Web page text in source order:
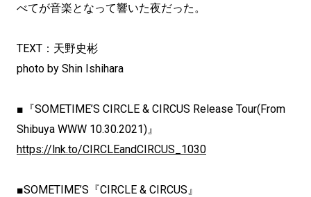
べてが音楽となって響いた夜だった。
TEXT：天野史彬
photo by Shin Ishihara
■『SOMETIME’S CIRCLE & CIRCUS Release Tour(From
Shibuya WWW 10.30.2021)』
https://lnk.to/CIRCLEandCIRCUS_1030
■SOMETIME’S『CIRCLE & CIRCUS』